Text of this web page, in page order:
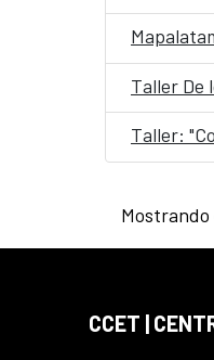
Taller De
Taller:
CCET |